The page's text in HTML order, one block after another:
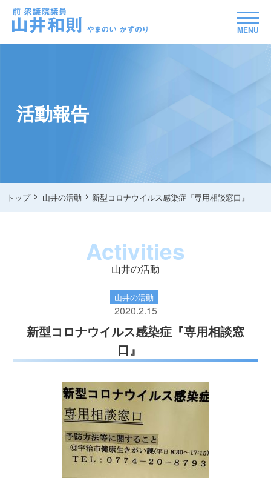
MENU
活動報告
トップ 山井の活動 新型コロナウイルス感染症『専用相談窓口』
Activities
山井の活動
山井の活動
2020.2.15
新型コロナウイルス感染症『専用相談窓
口』